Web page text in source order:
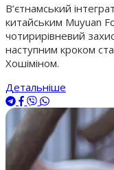
В’єтнамський
китайським Muyuan
чотирирівневий
наступним кроком
Хошіміном.
Детальніше